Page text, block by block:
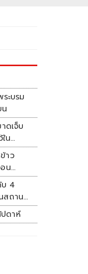
ะบรม
น
ดเจ็บ
น
าว
น
บ 4
สถาน
ดาห์